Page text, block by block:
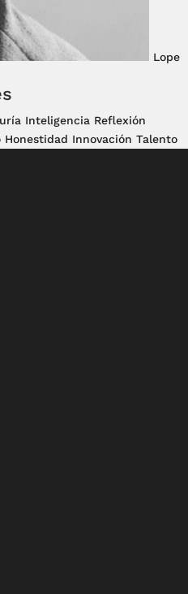
Lope
Inteligencia Reflexión
Honestidad Innovación Talento